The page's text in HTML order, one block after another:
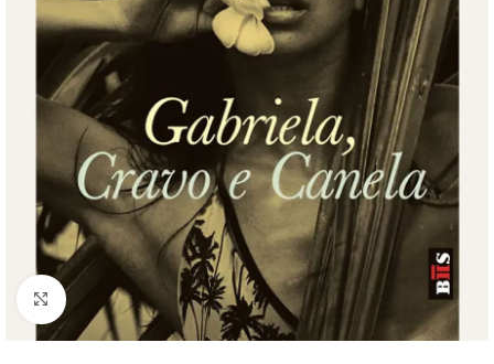
Clique para ampliar